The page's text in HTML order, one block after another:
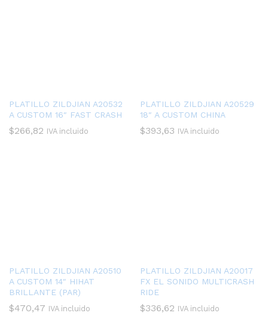
PLATILLO ZILDJIAN A20532
A CUSTOM 16″ FAST CRASH
$266,82 IVA incluido
PLATILLO ZILDJIAN A20529
18″ A CUSTOM CHINA
$393,63 IVA incluido
PLATILLO ZILDJIAN A20510
A CUSTOM 14″ HIHAT
BRILLANTE (PAR)
$470,47 IVA incluido
PLATILLO ZILDJIAN A20017
FX EL SONIDO MULTICRASH
RIDE
$336,62 IVA incluido